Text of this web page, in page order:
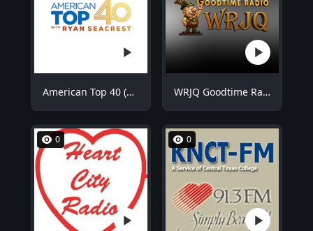
American Top 40 (AT40) WRJQ Goodtime Radio
0 0